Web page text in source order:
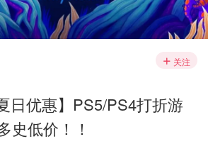
关注
日优惠】PS5/PS4打折游
史低价！！